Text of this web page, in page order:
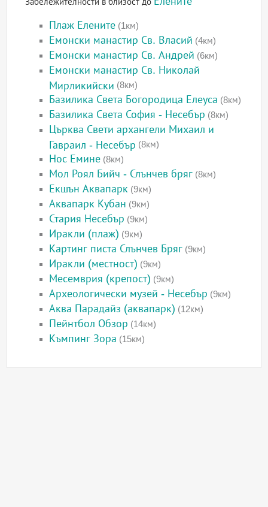
Плаж Елените (1км)
Емонски манастир Св. Власий (4км)
Емонски манастир Св. Андрей (6км)
Емонски манастир Св. Николай
Мирликийски (8км)
Базилика Света Богородица Елеуса (8км)
Базилика Света София - Несебър (8км)
Църква Свети архангели Михаил и
Гавраил - Несебър (8км)
Нос Емине (8км)
Мол Роял Бийч - Слънчев бряг (8км)
Екшън Аквапарк (9км)
Аквапарк Кубан (9км)
Стария Несебър (9км)
Иракли (плаж) (9км)
Картинг писта Слънчев Бряг (9км)
Иракли (местност) (9км)
Месемврия (крепост) (9км)
Археологически музей - Несебър (9км)
Аква Парадайз (аквапарк) (12км)
Пейнтбол Обзор (14км)
Къмпинг Зора (15км)